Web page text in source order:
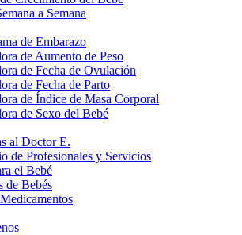
a Semana
de Embarazo
de Aumento de Peso
de Fecha de Ovulación
de Fecha de Parto
de Índice de Masa Corporal
de Sexo del Bebé
al Doctor E.
de Profesionales y Servicios
el Bebé
de Bebés